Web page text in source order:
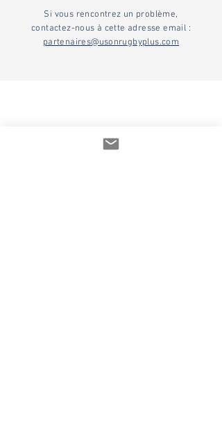
Si vous rencontrez un problème,
contactez-nous à cette adresse email :
partenaires@usonrugbyplus.com